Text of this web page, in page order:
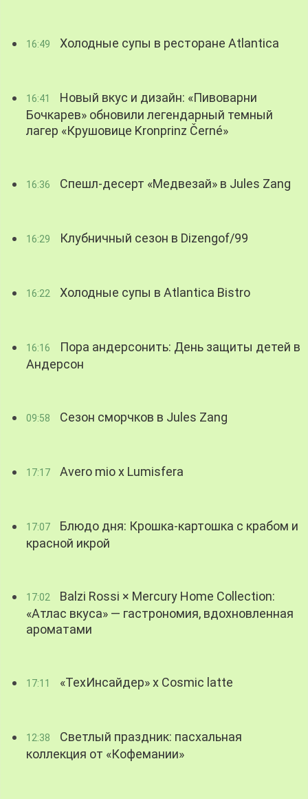
16:49 Холодные супы в ресторане Atlantica
16:41
Новый вкус и дизайн: «Пивоварни
Бочкарев» обновили легендарный темный
лагер «Крушовице Kronprinz Černé»
16:36 Спешл-десерт «Медвезай» в Jules Zang
16:29 Клубничный сезон в Dizengof/99
16:22 Холодные супы в Atlantica Bistro
16:16
Пора андерсонить: День защиты детей в
Андерсон
09:58 Сезон сморчков в Jules Zang
17:17 Avero mio x Lumisfera
17:07
Блюдо дня: Крошка-картошка с крабом и
красной икрой
17:02
Balzi Rossi × Mercury Home Collection:
«Атлас вкуса» — гастрономия, вдохновленная
ароматами
17:11 «ТехИнсайдер» х Cosmic latte
12:38
Светлый праздник: пасхальная
коллекция от «Кофемании»